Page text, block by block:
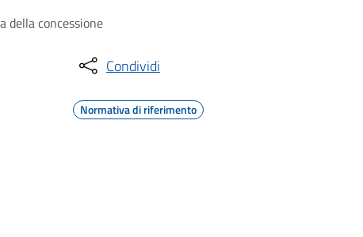
della concessione
Condividi
Normativa di riferimento